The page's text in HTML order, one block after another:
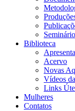
Biblioteca
Acervo
Novas
Vídeos
Links
Mulheres
Contatos